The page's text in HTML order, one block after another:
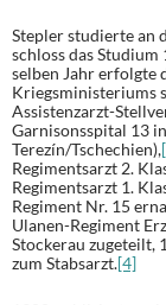
Stepler studierte an
schloss das
selben Jahr erfolgte
Kriegsministeriums
Assistenzarzt-
Garnisonsspital 13
Terezín/Tschechien),
Regimentsarzt 2.
Regimentsarzt 1.
Regiment Nr. 15
Ulanen-Regiment
Stockerau zugeteilt,
zum Stabsarzt.[4]